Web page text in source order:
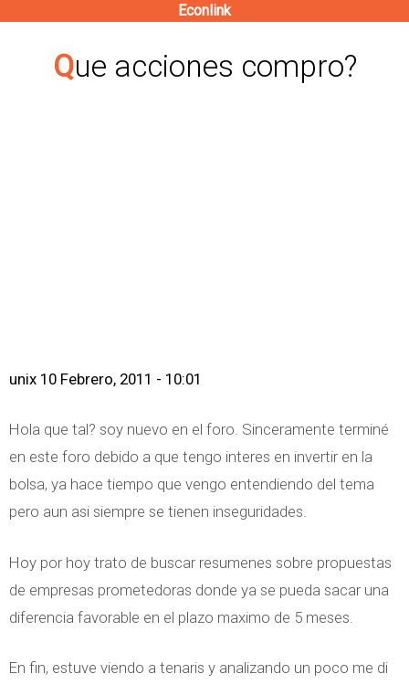
contenido
Econlink
Que acciones compro?
unix 10 Febrero, 2011 - 10:01
Hola que tal? soy nuevo en el foro. Sinceramente terminé
en este foro debido a que tengo interes en invertir en la
bolsa, ya hace tiempo que vengo entendiendo del tema
pero aun asi siempre se tienen inseguridades.
Hoy por hoy trato de buscar resumenes sobre propuestas
de empresas prometedoras donde ya se pueda sacar una
diferencia favorable en el plazo maximo de 5 meses.
En fin, estuve viendo a tenaris y analizando un poco me di